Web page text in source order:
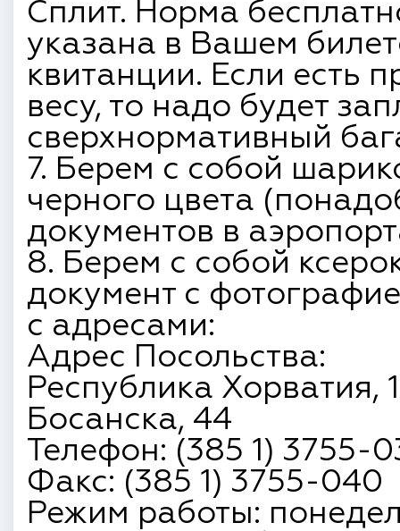
Сплит. Норма
указана в Вашем
квитанции. Если есть
весу, то надо будет
сверхнормативный
7. Берем с собой
черного цвета
документов в
8. Берем с собой
документ с
с адресами:
Адрес Посольства:
Республика Хорватия,
Босанска, 44
Телефон: (385 1) 3755-
Факс: (385 1) 3755-040
Режим работы: